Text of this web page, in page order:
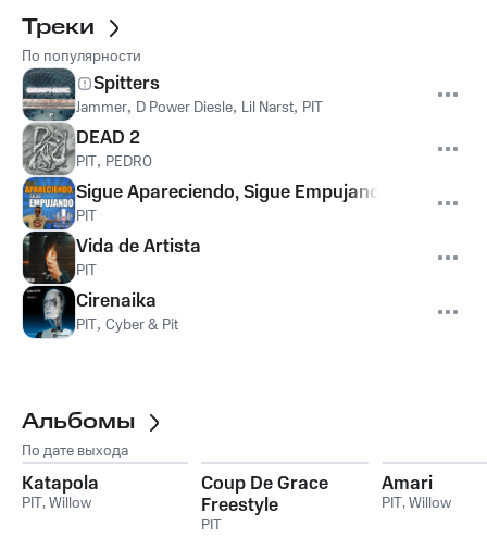
Треки
По популярности
Spitters
Jammer, D Power Diesle, Lil Narst, PIT
DEAD 2
PIT, PEDR0
Sigue Apareciendo, Sigue Empujando
PIT
Vida de Artista
PIT
Cirenaika
PIT, Cyber & Pit
Альбомы
По дате выхода
Katapola
PIT,Willow
Coup De Grace
Freestyle
PIT
Amari
PIT,Willow